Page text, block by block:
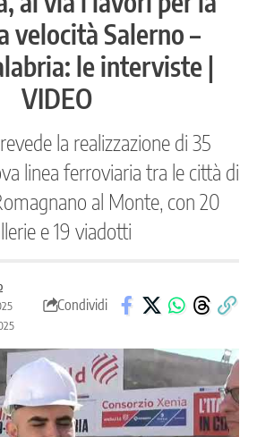
velocità Salerno –
le interviste |
VIDEO
la realizzazione di 35
linea ferroviaria tra le città di
al Monte, con 20
e 19 viadotti
Condividi